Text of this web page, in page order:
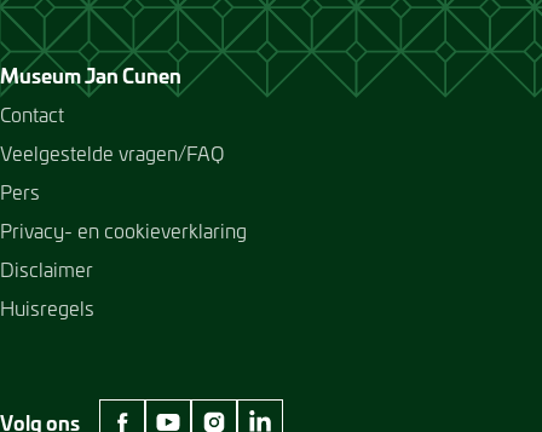
Museum Jan Cunen
Contact
Veelgestelde vragen/FAQ
Pers
Privacy- en cookieverklaring
Disclaimer
Huisregels
Volg ons